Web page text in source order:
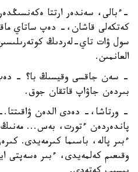
-ءبالى، سەندەر ارتتا
كەتكەلى قاشان،- دەپ ساتاي
سول ۋات تاي-لەردىڭ
العانمىن.
- سەن جاقسى وقيسىڭ با؟ - دەپ
بىردەن جاۋاپ قاتقان جوق.
- ورتاشا،- دەدى الدەن
پاندەردەن ءتورت، بەس... مەنىڭ
ءبىر پالە، باسىما كىرمەيدى.
وقىعىم كەلمەيدى، ءبىر ەسەپتى